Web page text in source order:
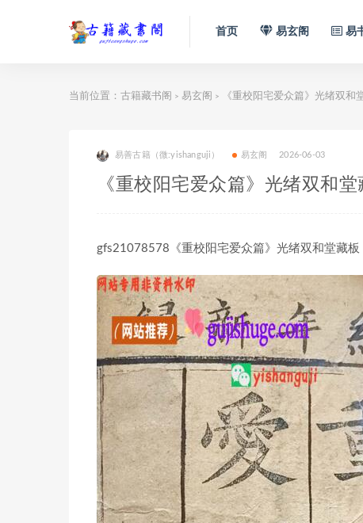
首页 易玄阁 易
当前位置： 古籍藏书阁 > 易玄阁 > 《重校阳宅爱众篇》光绪双和
易善古籍（微:yishanguji） 易玄阁 2026-06-03
《重校阳宅爱众篇》光绪双和
gfs21078578《重校阳宅爱众篇》光绪双和堂藏